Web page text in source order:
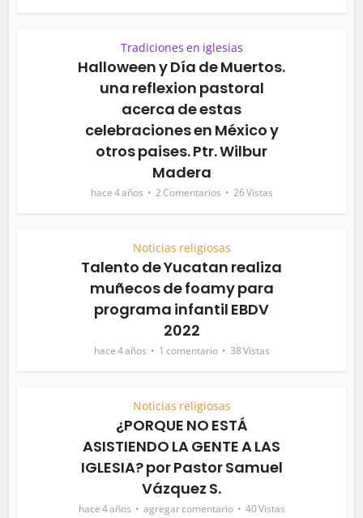
Tradiciones en iglesias
Halloween y Día de Muertos.
una reflexion pastoral
acerca de estas
celebraciones en México y
otros paises. Ptr. Wilbur
Madera
hace 4 años 2 Comentarios 26 Vistas
Noticias religiosas
Talento de Yucatan realiza
muñecos de foamy para
programa infantil EBDV
2022
hace 4 años 1 comentario 38 Vistas
Noticias religiosas
¿PORQUE NO ESTÁ
ASISTIENDO LA GENTE A LAS
IGLESIA? por Pastor Samuel
Vázquez S.
hace 4 años agregar comentario 40 Vistas